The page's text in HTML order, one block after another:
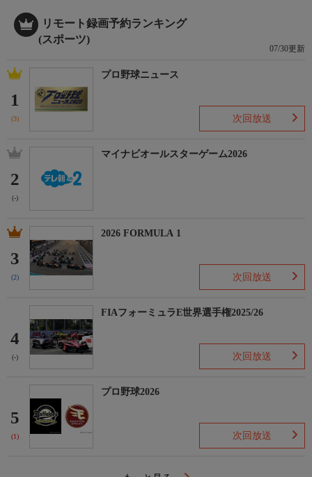
リモート録画予約ランキング
(スポーツ)
07/30更新
1
(3)
プロ野球ニュース
次回放送
2
(-)
マイナビオールスターゲーム2026
3
(2)
2026 FORMULA 1
次回放送
4
(-)
FIAフォーミュラE世界選手権2025/26
次回放送
5
(1)
プロ野球2026
次回放送